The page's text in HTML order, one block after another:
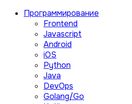
Программирование
Frontend
Javascript
Android
iOS
Python
Java
DevOps
Golang/Go